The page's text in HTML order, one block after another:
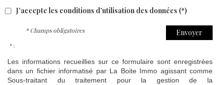
J'accepte les conditions d'utilisation des données (*)
Envoyer
* Champs obligatoires
* :
Les informations recueillies sur ce formulaire sont enregistrées
dans un fichier informatisé par La Boite Immo agissant comme
Sous-traitant du traitement pour la gestion de la